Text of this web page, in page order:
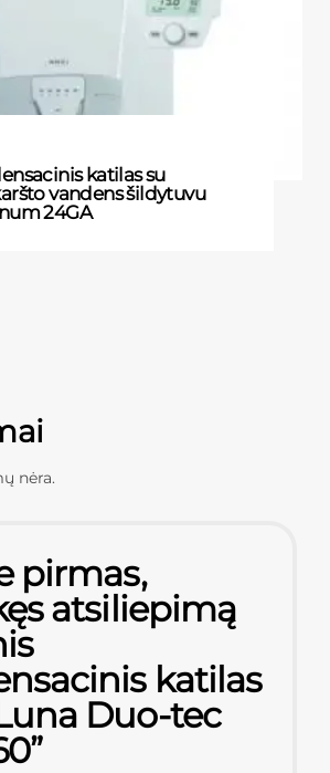
katilas su
vandens šildytuvu
24GA
nėra.
pirmas,
atsiliepimą
katilas
Duo-tec